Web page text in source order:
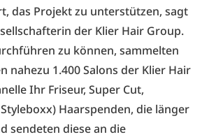
das Projekt zu unterstützen, sagt
der Klier Hair Group.
zu können, sammelten
nahezu 1.400 Salons der Klier Hair
Ihr Friseur, Super Cut,
Haarspenden, die länger
sendeten diese an die